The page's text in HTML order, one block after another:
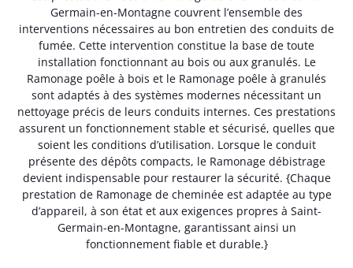
Germain-en-Montagne couvrent l’ensemble des
interventions nécessaires au bon entretien des conduits de
fumée. Cette intervention constitue la base de toute
installation fonctionnant au bois ou aux granulés. Le
Ramonage poêle à bois et le Ramonage poêle à granulés
sont adaptés à des systèmes modernes nécessitant un
nettoyage précis de leurs conduits internes. Ces prestations
assurent un fonctionnement stable et sécurisé, quelles que
soient les conditions d’utilisation. Lorsque le conduit
présente des dépôts compacts, le Ramonage débistrage
devient indispensable pour restaurer la sécurité. {Chaque
prestation de Ramonage de cheminée est adaptée au type
d’appareil, à son état et aux exigences propres à Saint-
Germain-en-Montagne, garantissant ainsi un
fonctionnement fiable et durable.}